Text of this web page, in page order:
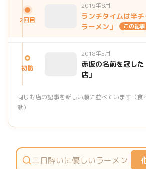
2回目
2019年8月
ランチタイムは半
ラーメン」
この記事
初訪
2018年5月
赤坂の名前を冠し
店」
同じお店の記事を新しい順に並べています（食
動）